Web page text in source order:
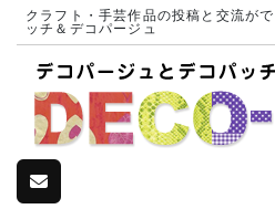
クラフト・手芸作品の投稿と交流が
ッチ＆デコパージュ